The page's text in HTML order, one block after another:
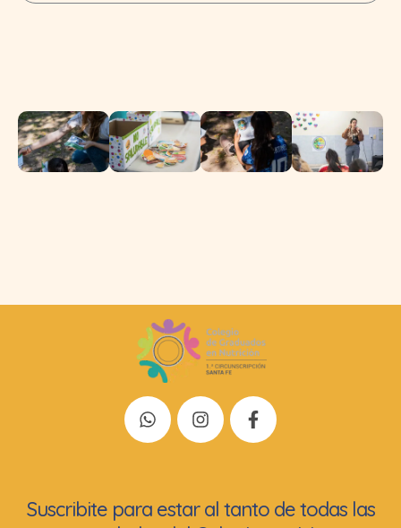
Suscribite para estar al tanto de todas las